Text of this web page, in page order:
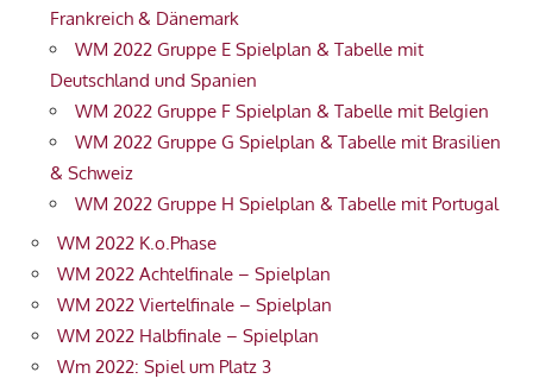
Frankreich & Dänemark
WM 2022 Gruppe E Spielplan & Tabelle mit
Deutschland und Spanien
WM 2022 Gruppe F Spielplan & Tabelle mit Belgien
WM 2022 Gruppe G Spielplan & Tabelle mit Brasilien
& Schweiz
WM 2022 Gruppe H Spielplan & Tabelle mit Portugal
WM 2022 K.o.Phase
WM 2022 Achtelfinale – Spielplan
WM 2022 Viertelfinale – Spielplan
WM 2022 Halbfinale – Spielplan
Wm 2022: Spiel um Platz 3